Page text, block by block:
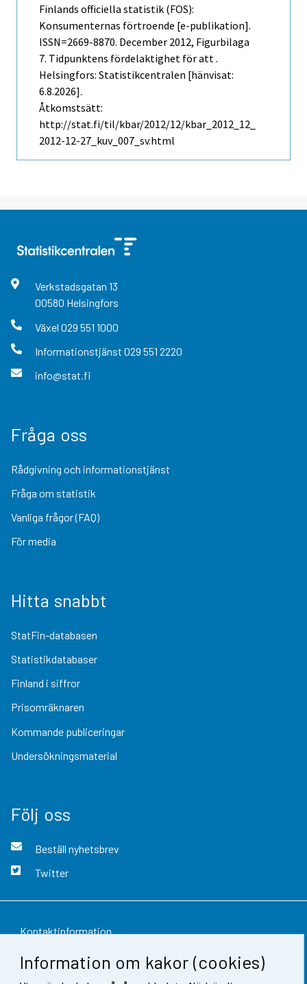
Information om kakor (cookies)
Finlands officiella statistik (FOS):
Konsumenternas förtroende [e-publikation].
ISSN=2669-8870. December 2012, Figurbilaga
7. Tidpunktens fördelaktighet för att .
Helsingfors: Statistikcentralen [hänvisat:
6.8.2026].
Åtkomstsätt:
http://stat.fi/til/kbar/2012/12/kbar_2012_12_
2012-12-27_kuv_007_sv.html
Verkstadsgatan 13
00580 Helsingfors
Växel 029 551 1000
Informationstjänst 029 551 2220
info@stat.fi
Fråga oss
Rådgivning och informationstjänst
Fråga om statistik
Vanliga frågor (FAQ)
För media
Hitta snabbt
StatFin-databasen
Statistikdatabaser
Finland i siffror
Prisomräknaren
Kommande publiceringar
Undersökningsmaterial
Följ oss
Beställ nyhetsbrev
Twitter
Kontaktinformation
Respons